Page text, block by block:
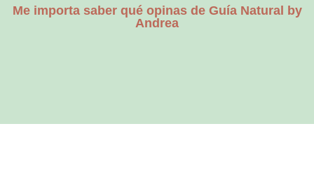
Me importa saber qué opinas de Guía Natural by
Andrea